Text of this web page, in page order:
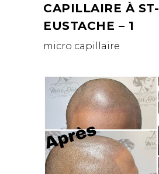
CAPILLAIRE À ST-
EUSTACHE – 1
micro capillaire